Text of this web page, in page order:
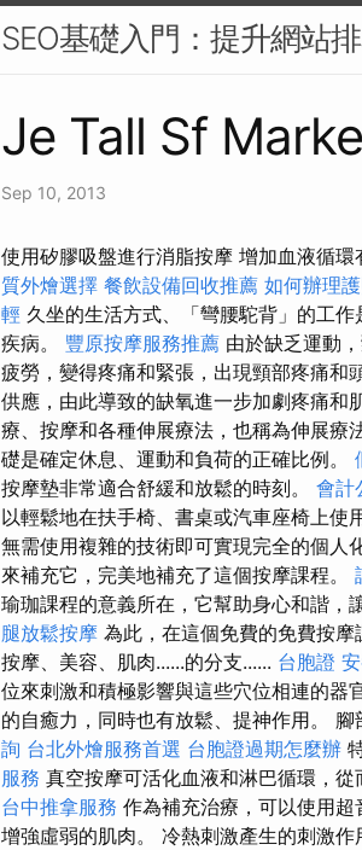
SEO基礎入門：提升網站
Je Tall Sf
Sep 10, 2013
使用矽膠吸盤進行消脂按摩 增加血液循
質外燴選擇 餐飲設備回收推薦 如何辦理
輕 久坐的生活方式、「彎腰駝背」的工
疾病。 豐原按摩服務推薦 由於缺乏運動
疲勞，變得疼痛和緊張，出現頸部疼痛和
供應，由此導致的缺氧進一步加劇疼痛和
療、按摩和各種伸展療法，也稱為伸展療
礎是確定休息、運動和負荷的正確比例。
按摩墊非常適合舒緩和放鬆的時刻。 會計
以輕鬆地在扶手椅、書桌或汽車座椅上使
無需使用複雜的技術即可實現完全的個人
來補充它，完美地補充了這個按摩課程。
瑜珈課程的意義所在，它幫助身心和諧，
腿放鬆按摩 為此，在這個免費的免費按
按摩、美容、肌肉......的分支...... 台胞證
位來刺激和積極影響與這些穴位相連的器
的自癒力，同時也有放鬆、提神作用。
詢 台北外燴服務首選 台胞證過期怎麼辦
服務 真空按摩可活化血液和淋巴循環，從
台中推拿服務 作為補充治療，可以使用
增強虛弱的肌肉。 冷熱刺激產生的刺激作